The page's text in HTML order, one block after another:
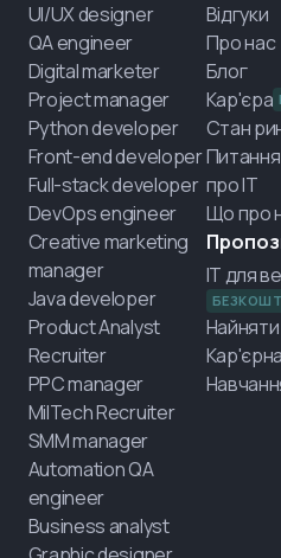
UI/UX designer
QA engineer
Digital marketer
Project manager
Python developer
Front-end developer
Full-stack developer
DevOps engineer
Creative marketing
manager
Java developer
Product Analyst
Recruiter
PPC manager
MilTech Recruiter
SMM manager
Automation QA
engineer
Business analyst
Відгуки
Про нас
Блог
Кар'єра
Стан
Питання
про IT
Що про
IT для